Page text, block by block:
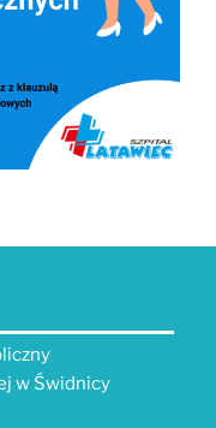
w Świdnicy